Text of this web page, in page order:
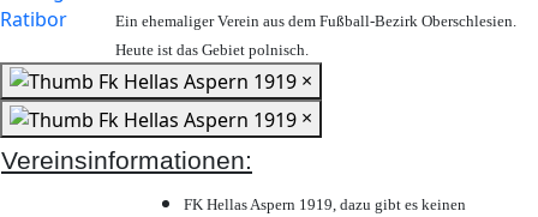
Ein ehemaliger Verein aus dem Fußball-Bezirk Oberschlesien.
Heute ist das Gebiet polnisch.
×
×
Vereinsinformationen:
FK Hellas Aspern 1919, dazu gibt es keinen